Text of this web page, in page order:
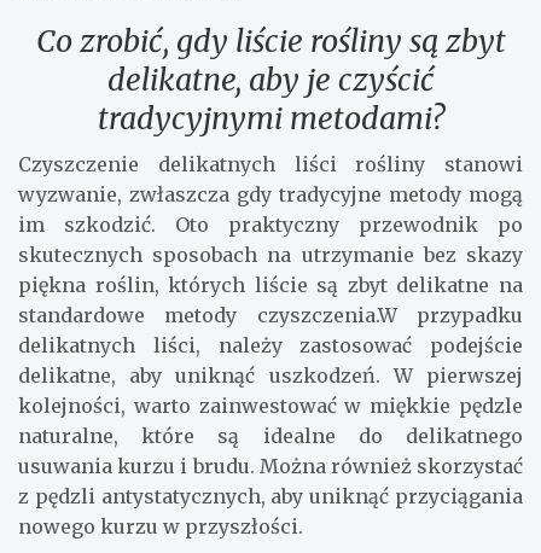
Co zrobić, gdy liście rośliny są zbyt
delikatne, aby je czyścić
tradycyjnymi metodami?
Czyszczenie delikatnych liści rośliny stanowi
wyzwanie, zwłaszcza gdy tradycyjne metody mogą
im szkodzić. Oto praktyczny przewodnik po
skutecznych sposobach na utrzymanie bez skazy
piękna roślin, których liście są zbyt delikatne na
standardowe metody czyszczenia.W przypadku
delikatnych liści, należy zastosować podejście
delikatne, aby uniknąć uszkodzeń. W pierwszej
kolejności, warto zainwestować w miękkie pędzle
naturalne, które są idealne do delikatnego
usuwania kurzu i brudu. Można również skorzystać
z pędzli antystatycznych, aby uniknąć przyciągania
nowego kurzu w przyszłości.